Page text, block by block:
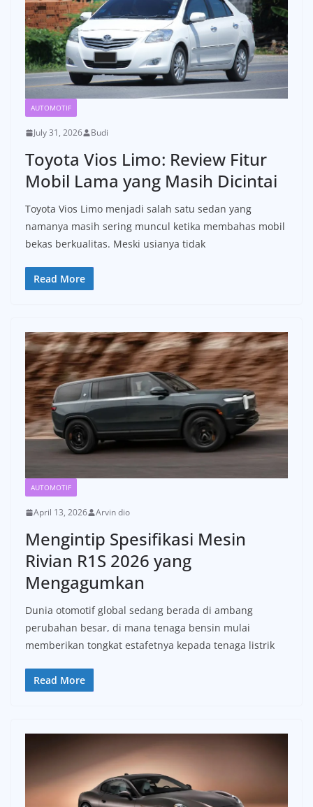
AUTOMOTIF
July 31, 2026 Budi
Toyota Vios Limo: Review Fitur
Mobil Lama yang Masih Dicintai
Toyota Vios Limo menjadi salah satu sedan yang
namanya masih sering muncul ketika membahas mobil
bekas berkualitas. Meski usianya tidak
Read More
AUTOMOTIF
April 13, 2026 Arvin dio
Mengintip Spesifikasi Mesin
Rivian R1S 2026 yang
Mengagumkan
Dunia otomotif global sedang berada di ambang
perubahan besar, di mana tenaga bensin mulai
memberikan tongkat estafetnya kepada tenaga listrik
Read More